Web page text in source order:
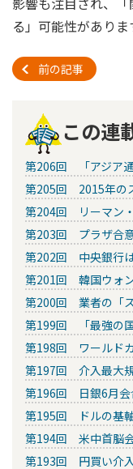
る」可能性がありま
前の記事
この連
第206回 「アジア
第205回 2015年の
第204回 リーマン
第203回 プラザ合
第202回 中央銀行
第201回 韓国ウォ
第200回 業者の「
第199回 「最強の
第198回 ワールド
第197回 介入最大
第196回 日銀6月会
第195回 ドルの基
第194回 米中首脳
第193回 円買い介